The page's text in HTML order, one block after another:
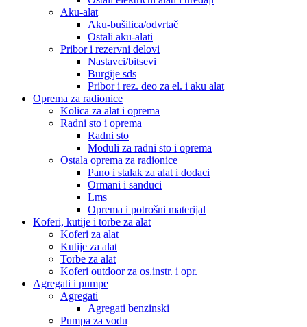
Aku-alat
Aku-bušilica/odvrtač
Ostali aku-alati
Pribor i rezervni delovi
Nastavci/bitsevi
Burgije sds
Pribor i rez. deo za el. i aku alat
Oprema za radionice
Kolica za alat i oprema
Radni sto i oprema
Radni sto
Moduli za radni sto i oprema
Ostala oprema za radionice
Pano i stalak za alat i dodaci
Ormani i sanduci
Lms
Oprema i potrošni materijal
Koferi, kutije i torbe za alat
Koferi za alat
Kutije za alat
Torbe za alat
Koferi outdoor za os.instr. i opr.
Agregati i pumpe
Agregati
Agregati benzinski
Pumpa za vodu